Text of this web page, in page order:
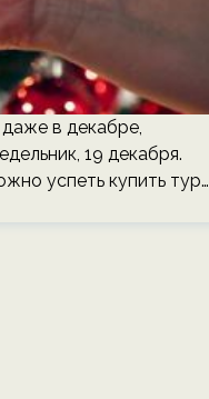
в декабре,
19 декабря.
успеть купить тур…